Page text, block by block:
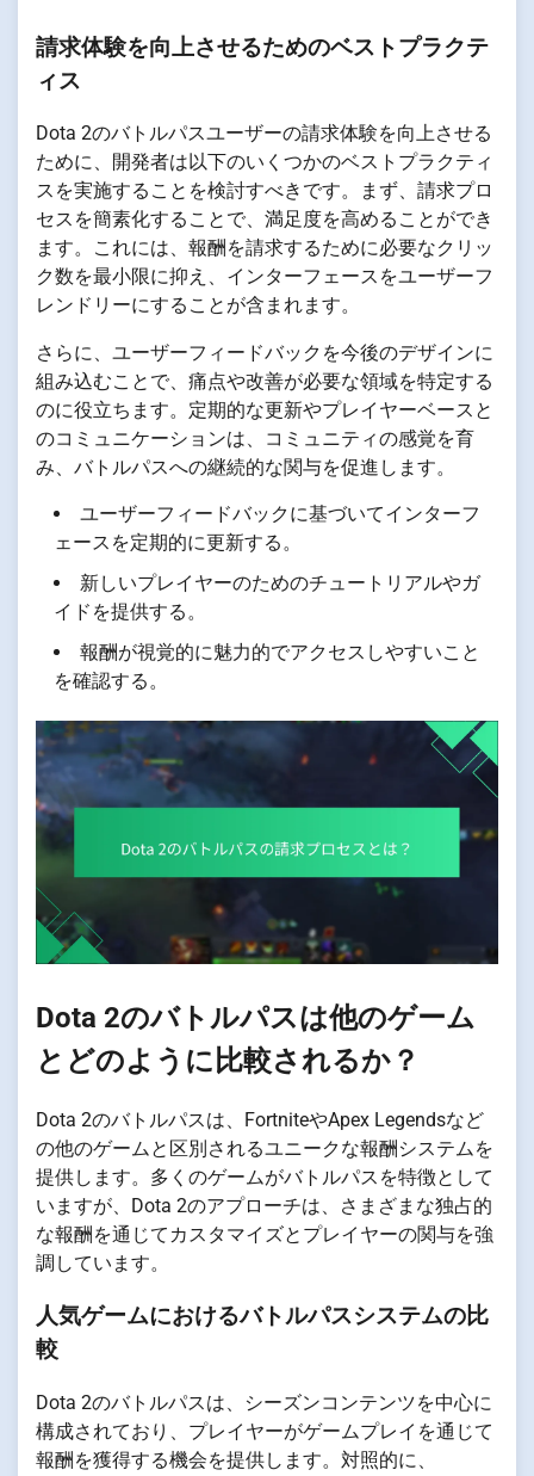
請求体験を向上させるためのベストプラクテ
ィス
Dota 2のバトルパスユーザーの請求体験を向上させる
ために、開発者は以下のいくつかのベストプラクティ
スを実施することを検討すべきです。まず、請求プロ
セスを簡素化することで、満足度を高めることができ
ます。これには、報酬を請求するために必要なクリッ
ク数を最小限に抑え、インターフェースをユーザーフ
レンドリーにすることが含まれます。
さらに、ユーザーフィードバックを今後のデザインに
組み込むことで、痛点や改善が必要な領域を特定する
のに役立ちます。定期的な更新やプレイヤーベースと
のコミュニケーションは、コミュニティの感覚を育
み、バトルパスへの継続的な関与を促進します。
ユーザーフィードバックに基づいてインターフ
ェースを定期的に更新する。
新しいプレイヤーのためのチュートリアルやガ
イドを提供する。
報酬が視覚的に魅力的でアクセスしやすいこと
を確認する。
Dota 2のバトルパスは他のゲーム
とどのように比較されるか？
Dota 2のバトルパスは、FortniteやApex Legendsなど
の他のゲームと区別されるユニークな報酬システムを
提供します。多くのゲームがバトルパスを特徴として
いますが、Dota 2のアプローチは、さまざまな独占的
な報酬を通じてカスタマイズとプレイヤーの関与を強
調しています。
人気ゲームにおけるバトルパスシステムの比
較
Dota 2のバトルパスは、シーズンコンテンツを中心に
構成されており、プレイヤーがゲームプレイを通じて
報酬を獲得する機会を提供します。対照的に、